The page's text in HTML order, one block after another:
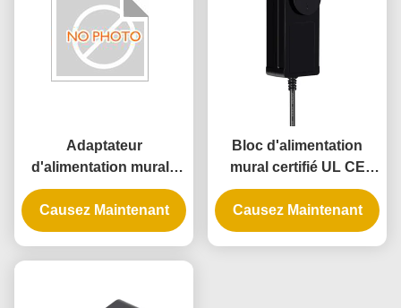
Adaptateur
d'alimentation murale
de 12 W UL avec
garantie de 3 ans et
alimentation en courant
Causez Maintenant
Bloc d'alimentation
mural certifié UL CE
72W Max avec garantie
de 3 ans
Causez Maintenant